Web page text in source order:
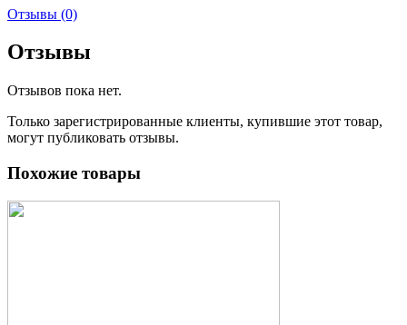
Отзывы (0)
Отзывы
Отзывов пока нет.
Только зарегистрированные клиенты, купившие этот товар,
могут публиковать отзывы.
Похожие товары